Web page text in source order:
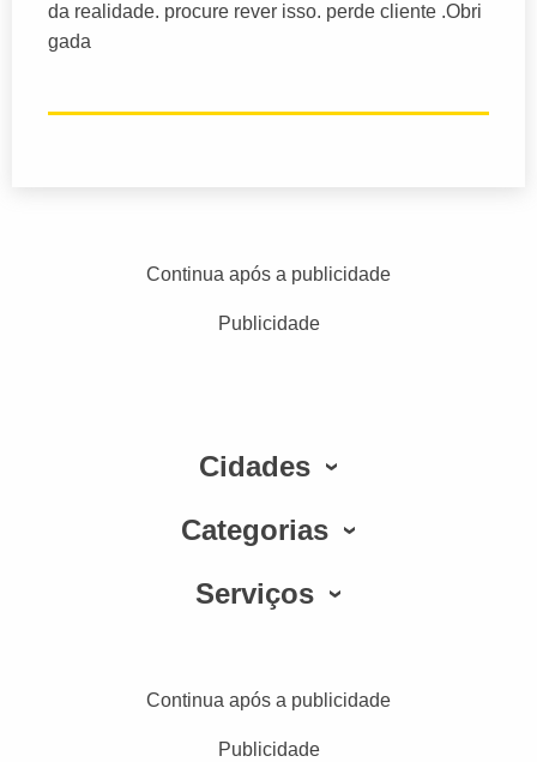
da realidade. procure rever isso. perde cliente .Obri
gada
Continua após a publicidade
Publicidade
Cidades
Categorias
Serviços
Continua após a publicidade
Publicidade